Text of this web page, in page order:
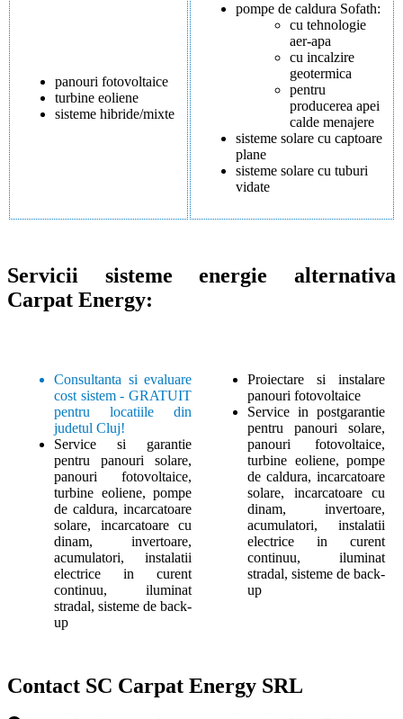
panouri fotovoltaice
turbine eoliene
sisteme hibride/mixte
pompe de caldura Sofath:
cu tehnologie
aer-apa
cu incalzire
geotermica
pentru
producerea apei
calde menajere
sisteme solare cu captoare
plane
sisteme solare cu tuburi
vidate
Servicii sisteme energie alternativa
Carpat Energy:
Consultanta si evaluare
cost sistem - GRATUIT
pentru locatiile din
judetul Cluj!
Service si garantie
pentru panouri solare,
panouri fotovoltaice,
turbine eoliene, pompe
de caldura, incarcatoare
solare, incarcatoare cu
dinam, invertoare,
acumulatori, instalatii
electrice in curent
continuu, iluminat
stradal, sisteme de back-
up
Proiectare si instalare
panouri fotovoltaice
Service in postgarantie
pentru panouri solare,
panouri fotovoltaice,
turbine eoliene, pompe
de caldura, incarcatoare
solare, incarcatoare cu
dinam, invertoare,
acumulatori, instalatii
electrice in curent
continuu, iluminat
stradal, sisteme de back-
up
Contact SC Carpat Energy SRL